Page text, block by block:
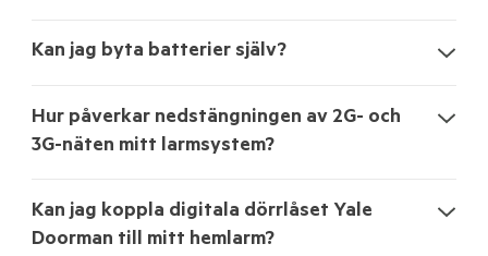
Kan jag byta batterier själv?
Hur påverkar nedstängningen av 2G- och
3G-näten mitt larmsystem?
Kan jag koppla digitala dörrlåset Yale
Doorman till mitt hemlarm?